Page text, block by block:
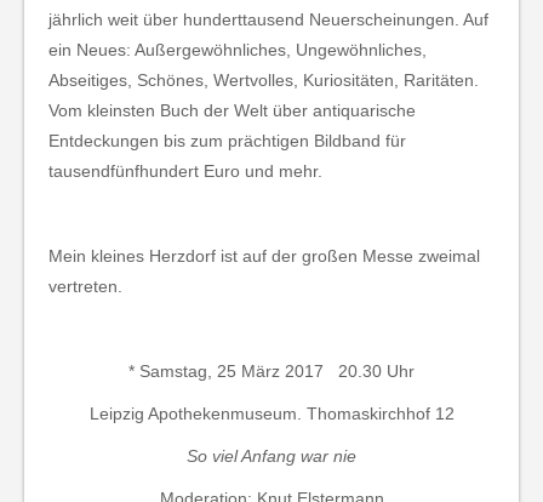
jährlich weit über hunderttausend Neuerscheinungen. Auf
ein Neues: Außergewöhnliches, Ungewöhnliches,
Abseitiges, Schönes, Wertvolles, Kuriositäten, Raritäten.
Vom kleinsten Buch der Welt über antiquarische
Entdeckungen bis zum prächtigen Bildband für
tausendfünfhundert Euro und mehr.
Mein kleines Herzdorf ist auf der großen Messe zweimal
vertreten.
* Samstag, 25 März 2017 20.30 Uhr
Leipzig Apothekenmuseum. Thomaskirchhof 12
So viel Anfang war nie